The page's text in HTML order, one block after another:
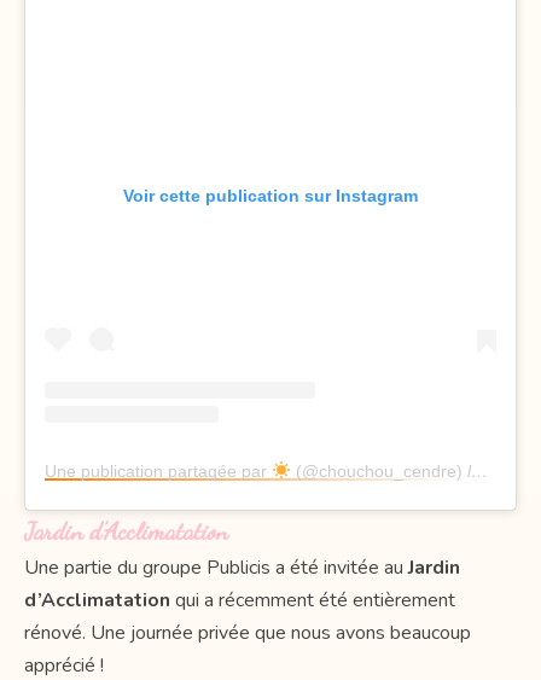
Voir cette publication sur Instagram
Une publication partagée par (@chouchou_cendre) le
Jardin d’Acclimatation
Une partie du groupe Publicis a été invitée auJardin
d’Acclimatation qui a récemment été entièrement
rénové. Une journée privée que nous avons beaucoup
apprécié !